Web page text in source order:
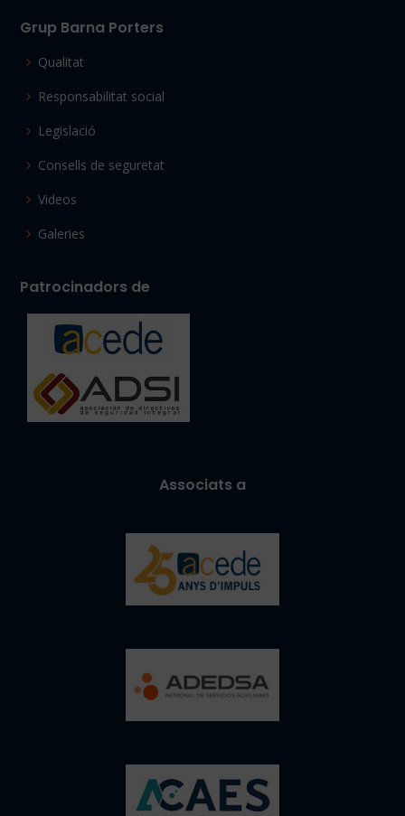
Grup Barna Porters
Qualitat
Responsabilitat social
Legislació
Consells de seguretat
Videos
Galeries
Patrocinadors de
Associats a